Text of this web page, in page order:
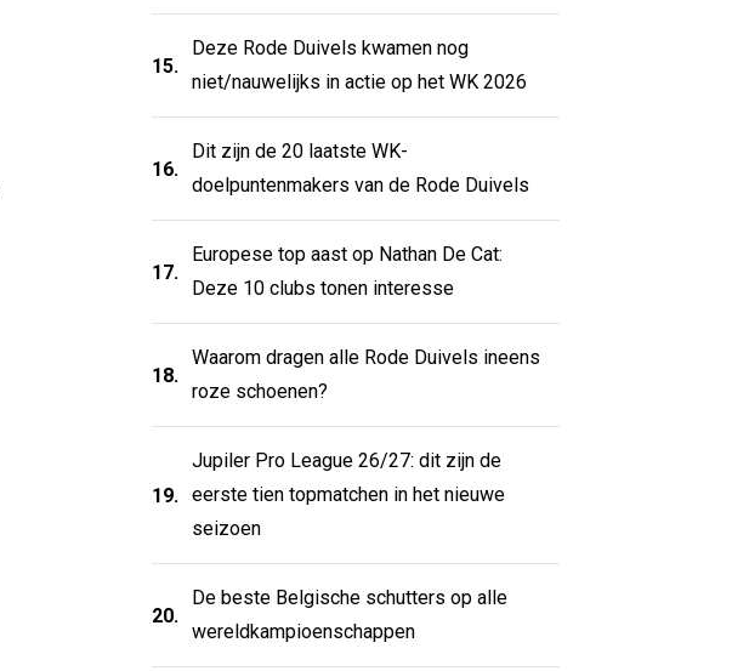
15.
Deze Rode Duivels kwamen nog
niet/nauwelijks in actie op het WK 2026
16.
Dit zijn de 20 laatste WK-
doelpuntenmakers van de Rode Duivels
17.
Europese top aast op Nathan De Cat:
Deze 10 clubs tonen interesse
18.
Waarom dragen alle Rode Duivels ineens
roze schoenen?
19.
Jupiler Pro League 26/27: dit zijn de
eerste tien topmatchen in het nieuwe
seizoen
20.
De beste Belgische schutters op alle
wereldkampioenschappen